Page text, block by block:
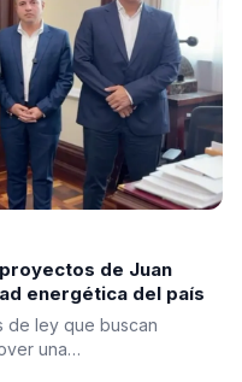
de Juan
energética del país
de ley que buscan
una…